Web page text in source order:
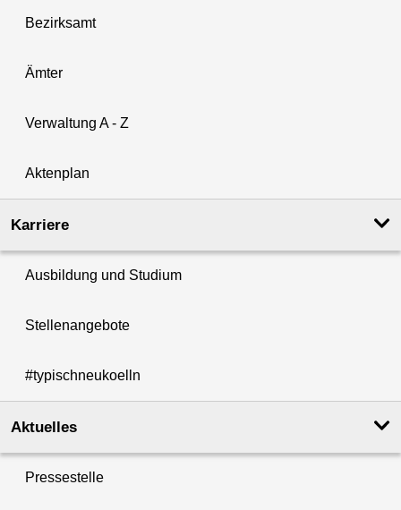
Bezirksamt
Ämter
Verwaltung A - Z
Aktenplan
Karriere
Ausbildung und Studium
Stellenangebote
#typischneukoelln
Aktuelles
Pressestelle